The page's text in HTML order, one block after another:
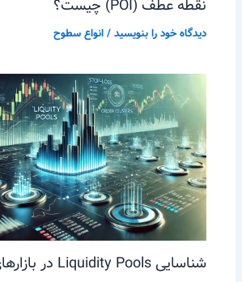
نقطه عطف (POI) چیست؟
دیدگاه‌ خود را بنویسید /انواع سطوح
شناسایی Liquidity Pools در بازارهای مالی